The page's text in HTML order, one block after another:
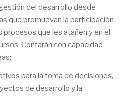
del desarrollo desde
que promuevan la participación
procesos que les atañen y en el
Contarán con capacidad
para la toma de decisiones,
de desarrollo y la